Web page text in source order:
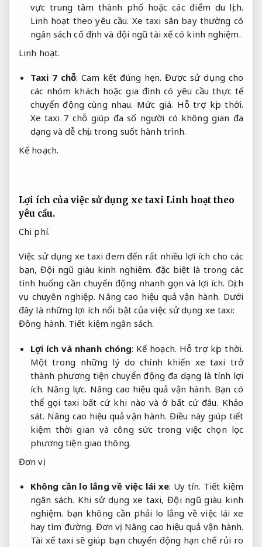
vực trung tâm thành phố hoặc các điểm du lịch.
Linh hoạt theo yêu cầu. Xe taxi sân bay thường có
ngân sách cố định và đội ngũ tài xế có kinh nghiệm.
Linh hoạt.
Taxi 7 chỗ:Cam kết đúng hẹn. Được sử dụng cho
các nhóm khách hoặc gia đình có yêu cầu thực tế
chuyển động cùng nhau. Mức giá. Hỗ trợ kịp thời.
Xe taxi 7 chỗ giúp đa số người có không gian đa
dạng và dễ chịu trong suốt hành trình.
Kế hoạch.
Lợi ích của việc sử dụng xe taxi Linh hoạt theo
yêu cầu.
Chi phí.
Việc sử dụng xe taxi đem đến rất nhiều lợi ích cho các
bạn, Đội ngũ giàu kinh nghiệm. đặc biệt là trong các
tình huống cần chuyển động nhanh gọn và lợi ích. Dịch
vụ chuyên nghiệp. Nâng cao hiệu quả vận hành. Dưới
đây là những lợi ích nổi bật của việc sử dụng xe taxi:
Đồng hành. Tiết kiệm ngân sách.
Lợi ích và nhanh chóng: Kế hoạch. Hỗ trợ kịp thời.
Một trong những lý do chính khiến xe taxi trở
thành phương tiện chuyển động đa dạng là tính lợi
ích. Năng lực. Nâng cao hiệu quả vận hành. Bạn có
thể gọi taxi bất cứ khi nào và ở bất cứ đâu. Khảo
sát. Nâng cao hiệu quả vận hành. Điều này giúp tiết
kiệm thời gian và công sức trong việc chọn lọc
phương tiện giao thông.
Đơn vị.
Không cần lo lắng về việc lái xe: Uy tín. Tiết kiệm
ngân sách. Khi sử dụng xe taxi,Đội ngũ giàu kinh
nghiệm. bạn không cần phải lo lắng về việc lái xe
hay tìm đường. Đơn vị. Nâng cao hiệu quả vận hành.
Tài xế taxi sẽ giúp bạn chuyển động hạn chế rủi ro